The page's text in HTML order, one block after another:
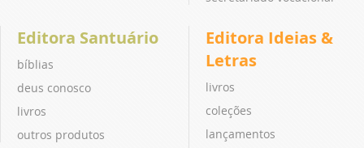
Editora Santuário
bíblias
deus conosco
livros
outros produtos
Editora Ideias &
Letras
livros
coleções
lançamentos